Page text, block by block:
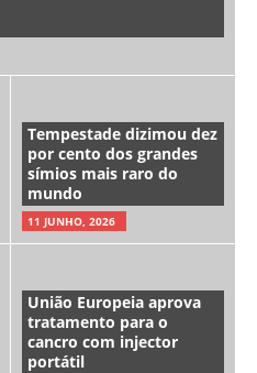
Tempestade dizimou dez
por cento dos grandes
símios mais raro do
mundo
11 JUNHO, 2026
União Europeia aprova
tratamento para o
cancro com injector
portátil